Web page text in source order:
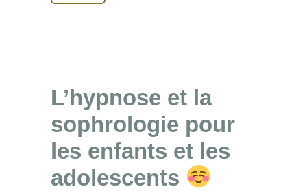
L’hypnose et la
sophrologie pour
les enfants et les
adolescents